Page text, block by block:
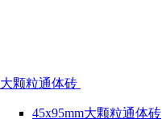
大颗粒通体砖
45x95mm大颗粒通体砖